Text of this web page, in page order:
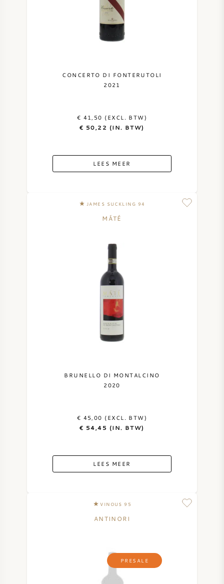
CONCERTO DI FONTERUTOLI
2021
€ 41,50 (EXCL. BTW)
€ 50,22 (IN. BTW)
LEES MEER
JAMES SUCKLING 94
MÁTÉ
BRUNELLO DI MONTALCINO
2020
€ 45,00 (EXCL. BTW)
€ 54,45 (IN. BTW)
LEES MEER
VINOUS 95
PRESALE
ANTINORI